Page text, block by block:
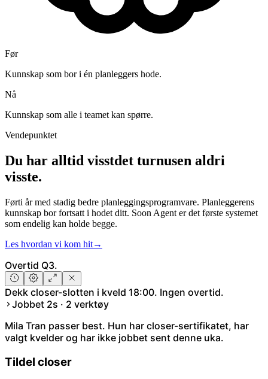
Før
Kunnskap som bor i én planleggers hode.
Nå
Kunnskap som alle i teamet kan spørre.
Vendepunktet
Du har alltid visstdet turnusen aldri
visste.
Førti år med stadig bedre planleggingsprogramvare. Planleggerens
kunnskap bor fortsatt i hodet ditt. Soon Agent er det første systemet
som endelig kan holde begge.
Les hvordan vi kom hit→
Overtid Q3.
Dekk closer-slotten i kveld 18:00. Ingen overtid.
Jobbet 2s · 2 verktøy
Mila Tran passer best. Hun har closer-sertifikatet, har
valgt kvelder og har ikke jobbet sent denne uka.
Tildel closer